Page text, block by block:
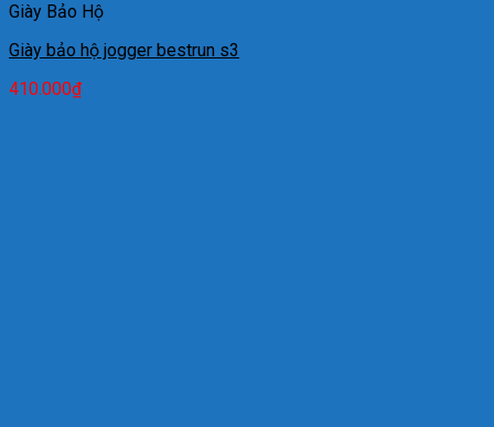
Giày Bảo Hộ
Giày bảo hộ jogger bestrun s3
410.000₫